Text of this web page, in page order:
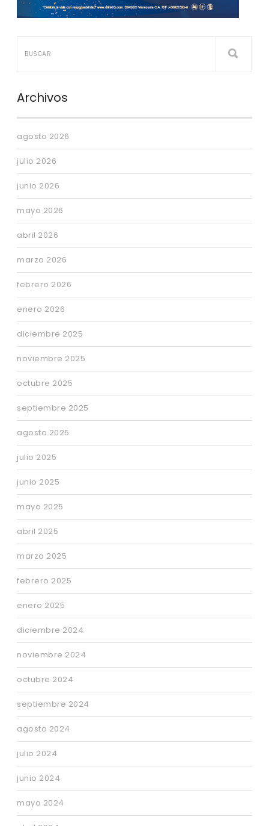
Archivos
agosto 2026
julio 2026
junio 2026
mayo 2026
abril 2026
marzo 2026
febrero 2026
enero 2026
diciembre 2025
noviembre 2025
octubre 2025
septiembre 2025
agosto 2025
julio 2025
junio 2025
mayo 2025
abril 2025
marzo 2025
febrero 2025
enero 2025
diciembre 2024
noviembre 2024
octubre 2024
septiembre 2024
agosto 2024
julio 2024
junio 2024
mayo 2024